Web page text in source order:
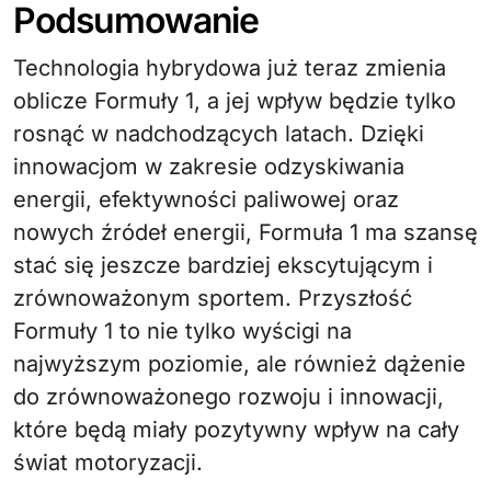
Podsumowanie
Technologia hybrydowa już teraz zmienia
oblicze Formuły 1, a jej wpływ będzie tylko
rosnąć w nadchodzących latach. Dzięki
innowacjom w zakresie odzyskiwania
energii, efektywności paliwowej oraz
nowych źródeł energii, Formuła 1 ma szansę
stać się jeszcze bardziej ekscytującym i
zrównoważonym sportem. Przyszłość
Formuły 1 to nie tylko wyścigi na
najwyższym poziomie, ale również dążenie
do zrównoważonego rozwoju i innowacji,
które będą miały pozytywny wpływ na cały
świat motoryzacji.